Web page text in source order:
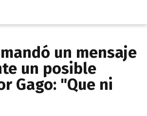
un mensaje
un posible
Gago: "Que ni